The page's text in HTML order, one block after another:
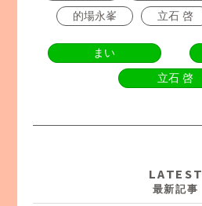
的場永峯
立石 啓
まい
立石 啓
LATEST
最新記事